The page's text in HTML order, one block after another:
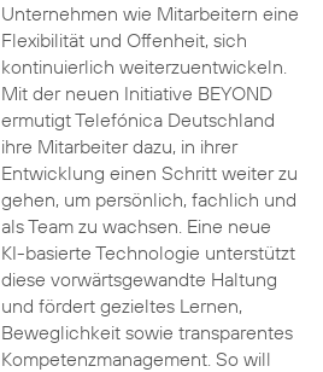
Unternehmen wie Mitarbeitern eine
Flexibilität und Offenheit, sich
kontinuierlich weiterzuentwickeln.
Mit der neuen Initiative BEYOND
ermutigt Telefónica Deutschland
ihre Mitarbeiter dazu, in ihrer
Entwicklung einen Schritt weiter zu
gehen, um persönlich, fachlich und
als Team zu wachsen. Eine neue
KI-basierte Technologie unterstützt
diese vorwärtsgewandte Haltung
und fördert gezieltes Lernen,
Beweglichkeit sowie transparentes
Kompetenzmanagement. So will